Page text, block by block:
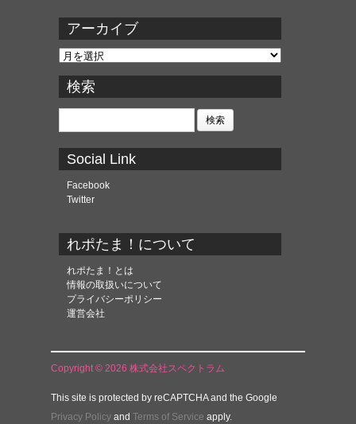
アーカイブ
ア
カ
イ
ブ
検索
検
Social Link
Facebook
Twitter
れポたま！について
れポたま！とは
情報の取扱いについて
プライバシーポリシー
運営会社
Copyright © 2026 株式会社スペクトラム
This site is protected by reCAPTCHA and the Google
Privacy Policy and Terms of Service apply.